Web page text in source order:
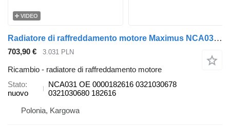
VIDEO
Radiatore di raffreddamento motore Maximus NCA031 per autobus Solaris URBINO
703,90 € 3.031 PLN
Ricambio - radiatore di raffreddamento motore
Stato
nuovo
NCA031 OE 0000182616 0321030678
0321030680 182616
Polonia, Kargowa